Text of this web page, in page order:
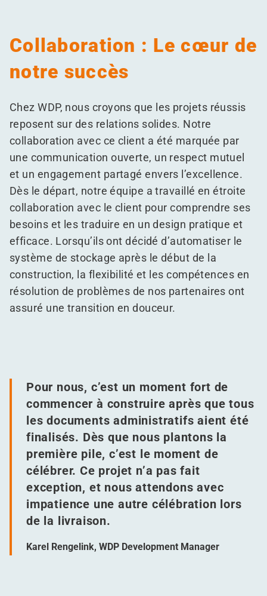
Collaboration : Le cœur de
notre succès
Chez WDP, nous croyons que les projets réussis
reposent sur des relations solides. Notre
collaboration avec ce client a été marquée par
une communication ouverte, un respect mutuel
et un engagement partagé envers l’excellence.
Dès le départ, notre équipe a travaillé en étroite
collaboration avec le client pour comprendre ses
besoins et les traduire en un design pratique et
efficace. Lorsqu’ils ont décidé d’automatiser le
système de stockage après le début de la
construction, la flexibilité et les compétences en
résolution de problèmes de nos partenaires ont
assuré une transition en douceur.
Pour nous, c’est un moment fort de
commencer à construire après que tous
les documents administratifs aient été
finalisés. Dès que nous plantons la
première pile, c’est le moment de
célébrer. Ce projet n’a pas fait
exception, et nous attendons avec
impatience une autre célébration lors
de la livraison.
Karel Rengelink, WDP Development Manager